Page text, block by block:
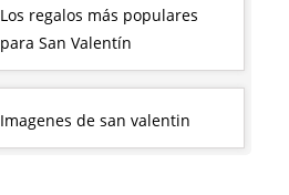
Los regalos más populares
para San Valentín
Imagenes de san valentin